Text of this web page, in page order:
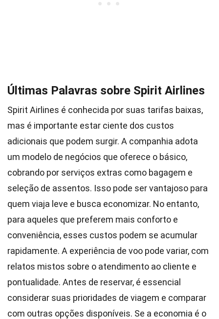
Últimas Palavras sobre Spirit Airlines
Spirit Airlines é conhecida por suas tarifas baixas,
mas é importante estar ciente dos custos
adicionais que podem surgir. A companhia adota
um modelo de negócios que oferece o básico,
cobrando por serviços extras como bagagem e
seleção de assentos. Isso pode ser vantajoso para
quem viaja leve e busca economizar. No entanto,
para aqueles que preferem mais conforto e
conveniência, esses custos podem se acumular
rapidamente. A experiência de voo pode variar, com
relatos mistos sobre o atendimento ao cliente e
pontualidade. Antes de reservar, é essencial
considerar suas prioridades de viagem e comparar
com outras opções disponíveis. Se a economia é o